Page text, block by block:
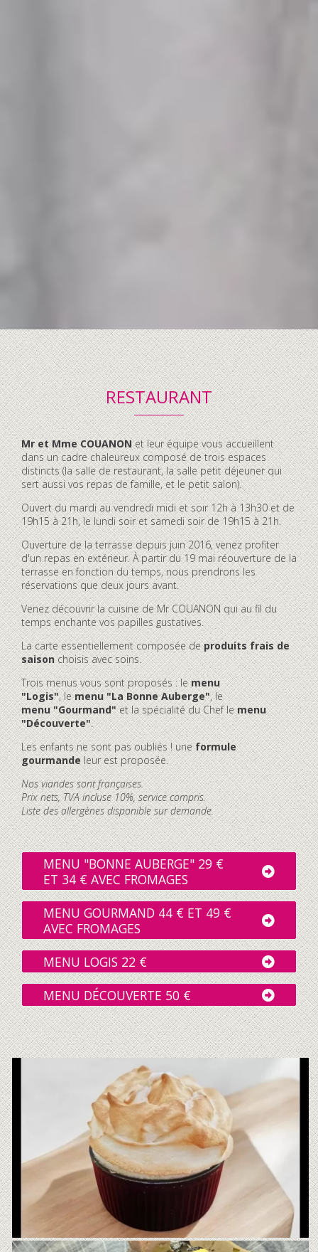
RESTAURANT
Contenu
accordéon
Mr et Mme COUANONet leur équipe vous accueillent
dans un cadre chaleureux composé de trois espaces
distincts (la salle de restaurant, la salle petit déjeuner qui
sert aussi vos repas de famille, et le petit salon).
Ouvert du mardi au vendredi midi et soir 12h à 13h30 et de
19h15 à 21h, le lundi soir et samedi soir de 19h15 à 21h.
Ouverture de la terrasse depuis juin 2016, venez profiter
d'un repas en extérieur. À partir du 19 mai réouverture de la
terrasse en fonction du temps, nous prendrons les
réservations que deux jours avant.
Venez découvrir la cuisine de Mr COUANON qui au fil du
temps enchante vos papilles gustatives.
La carte essentiellement composée deproduits frais de
saisonchoisis avec soins.
Trois menus vous sont proposés : lemenu
"Logis", lemenu "La Bonne Auberge", le
menu "Gourmand"et la spécialité du Chef lemenu
"Découverte".
Les enfants ne sont pas oubliés ! uneformule
gourmandeleur est proposée.
Nos viandes sont françaises.
Prix nets, TVA incluse 10%, service compris.
Liste des allergènes disponible sur demande.
MENU "BONNE AUBERGE" 29 €
ET 34 € AVEC FROMAGES
MENU GOURMAND 44 € ET 49 €
AVEC FROMAGES
MENU LOGIS 22 €
MENU DÉCOUVERTE 50 €